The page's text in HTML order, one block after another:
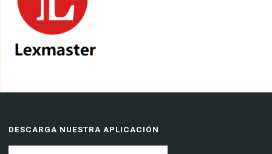
DESCARGA NUESTRA APLICACIÓN